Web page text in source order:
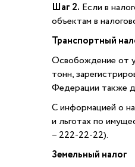
Шаг 2. Если в
объектам в
Транспортный
Освобождение от
тонн,
Федерации также
С информацией о
и льготах по
– 222-22-22).
Земельный налог